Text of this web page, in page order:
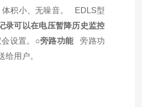
积小、无噪音。
EDLS型
录可以在电压暂降历史监控
设置。 ○旁路功能旁路功
用户。